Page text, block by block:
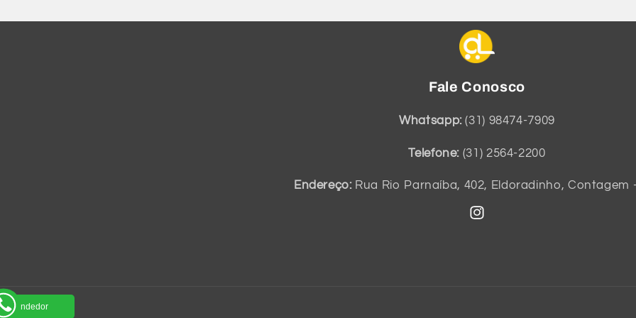
Fale Conosco
Whatsapp:(31) 98474-7909
Telefone: (31) 2564-2200
Endereço: Rua Rio Parnaíba, 402, Eldoradinho, Contagem
Instagram
vendedor